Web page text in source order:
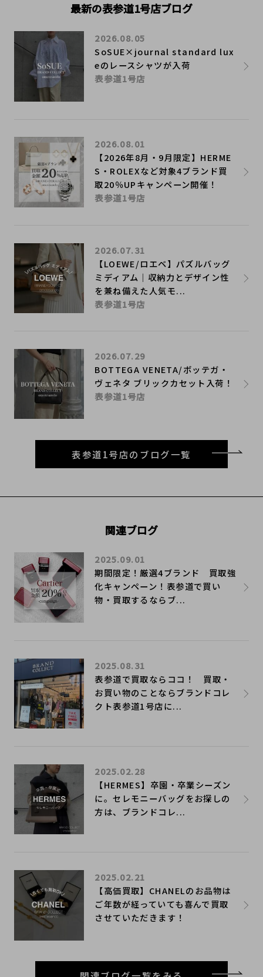
最新の表参道1号店ブログ
SoSUE×journal standard lux
eのレースシャツが入荷
2026.08.05
表参道1号店
【2026年8月・9月限定】HERME
S・ROLEXなど対象4ブランド買
取20％UPキャンペーン開催！
2026.08.01
表参道1号店
【LOEWE/ロエベ】パズルバッグ
ミディアム｜収納力とデザイン性
を兼ね備えた人気モ...
2026.07.31
表参道1号店
BOTTEGA VENETA/ボッテガ・
ヴェネタ ブリックカセット入荷！
2026.07.29
表参道1号店
表参道1号店のブログ一覧
関連ブログ
期間限定！厳選4ブランド 買取強
化キャンペーン！表参道で買い
物・買取するならブ...
2025.09.01
表参道で買取ならココ！ 買取・
お買い物のことならブランドコレ
クト表参道1号店に...
2025.08.31
【HERMES】卒園・卒業シーズン
に。セレモニーバッグをお探しの
方は、ブランドコレ...
2025.02.28
【高価買取】CHANELのお品物は
ご年数が経っていても喜んで買取
させていただきます！
2025.02.21